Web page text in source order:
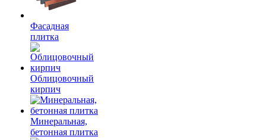
Фасадная
плитка
Облицовочный
кирпич
Минеральная,
бетонная плитка